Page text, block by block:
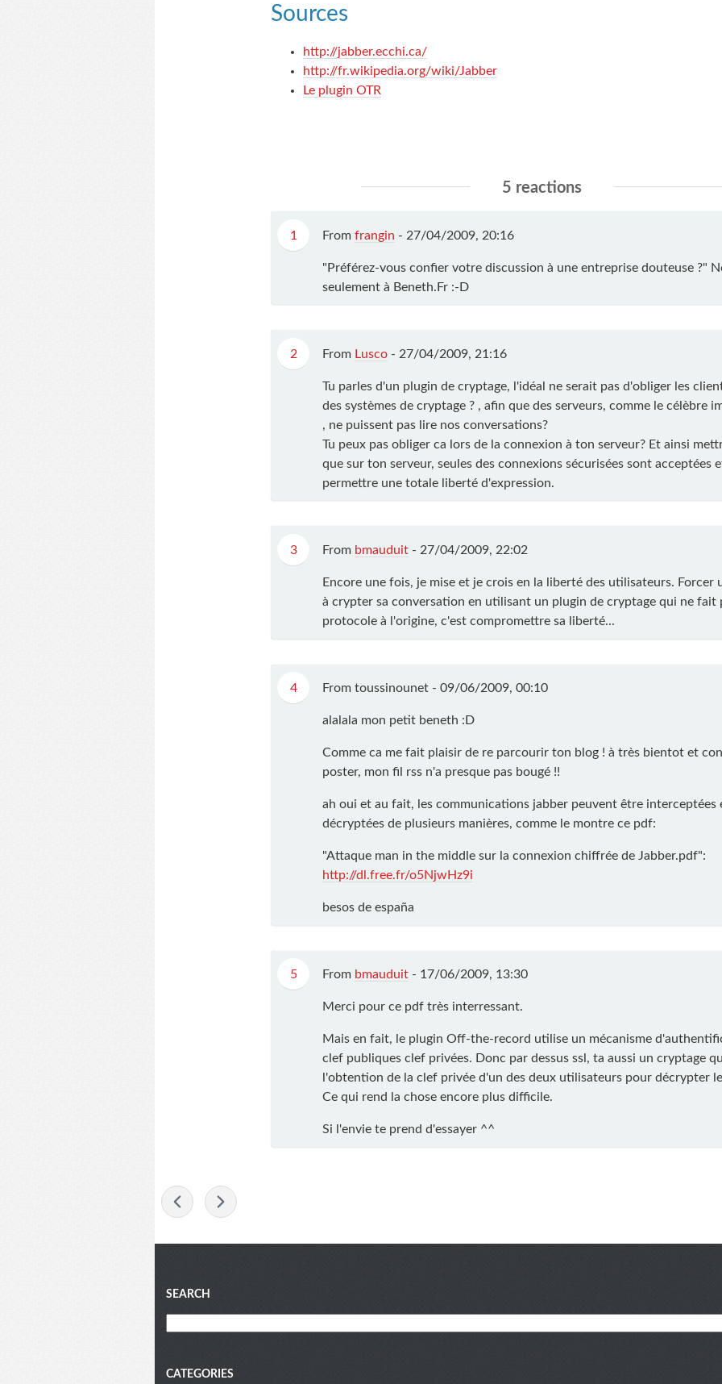
Sources
http://jabber.ecchi.ca/
http://fr.wikipedia.org/wiki/Jabber
Le plugin OTR
5 reactions
1 From frangin - 27/04/2009, 20:16
"Préférez-vous confier votre discussion à une entreprise douteuse ?"
seulement à Beneth.Fr :-D
2 From Lusco - 27/04/2009, 21:16
Tu parles d'un plugin de cryptage, l'idéal ne serait pas d'obliger les
des systèmes de cryptage ? , afin que des serveurs, comme le célèbre
, ne puissent pas lire nos conversations?
Tu peux pas obliger ca lors de la connexion à ton serveur? Et ainsi
que sur ton serveur, seules des connexions sécurisées sont acceptées
permettre une totale liberté d'expression.
3 From bmauduit - 27/04/2009, 22:02
Encore une fois, je mise et je crois en la liberté des utilisateurs. Forcer
à crypter sa conversation en utilisant un plugin de cryptage qui ne fait
protocole à l'origine, c'est compromettre sa liberté...
4 From toussinounet - 09/06/2009, 00:10
alalala mon petit beneth :D
Comme ca me fait plaisir de re parcourir ton blog ! à très bientot et
poster, mon fil rss n'a presque pas bougé !!
ah oui et au fait, les communications jabber peuvent être interceptées
décryptées de plusieurs manières, comme le montre ce pdf:
"Attaque man in the middle sur la connexion chiffrée de Jabber.pdf":
http://dl.free.fr/o5NjwHz9i
besos de españa
5 From bmauduit - 17/06/2009, 13:30
Merci pour ce pdf très interressant.
Mais en fait, le plugin Off-the-record utilise un mécanisme
clef publiques clef privées. Donc par dessus ssl, ta aussi un cryptage
l'obtention de la clef privée d'un des deux utilisateurs pour décrypter le
Ce qui rend la chose encore plus difficile.
Si l'envie te prend d'essayer ^^
Blog
menu
SEARCH
CATEGORIES